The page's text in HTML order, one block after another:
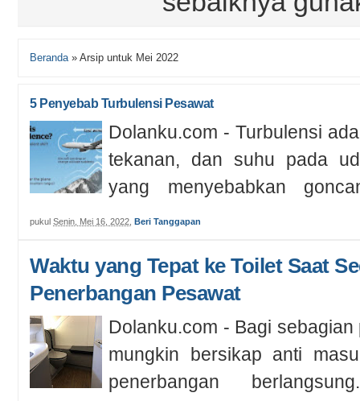
Beranda » Arsip untuk Mei 2022
5 Penyebab Turbulensi Pesawat
Dolanku.com - Turbulensi
tekanan, dan suhu pada
yang menyebabkan
pada...
pukul Senin, Mei 16, 2022 Beri Tanggapan
Waktu yang Tepat ke Toilet Saat
Penerbangan Pesawat
Dolanku.com - Bagi
mungkin bersikap anti
penerbangan